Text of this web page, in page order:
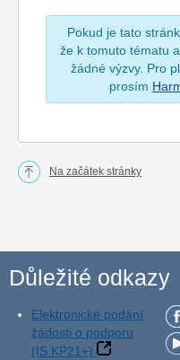
Pokud je tato
že k tomuto tématu
žádné výzvy. Pro
prosím
Na začátek stránky
Důležité odkazy
Elektronické podání
žádosti o podporu
(IS KP21+)